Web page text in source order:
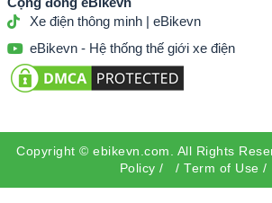
Xe điện thông minh | eBikevn
eBikevn - Hệ thống thế giới xe điện
Copyright © ebikevn.com . All Rights
Policy / / Term of Use /